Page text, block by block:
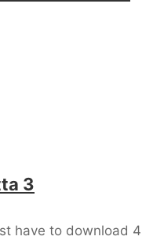
3
have to download 4